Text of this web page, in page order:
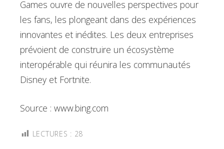
Games ouvre de nouvelles perspectives pour
les fans, les plongeant dans des expériences
innovantes et inédites. Les deux entreprises
prévoient de construire un écosystème
interopérable qui réunira les communautés
Disney et Fortnite.
Source : www.bing.com
LECTURES : 28